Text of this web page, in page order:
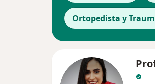
Ortopedista y